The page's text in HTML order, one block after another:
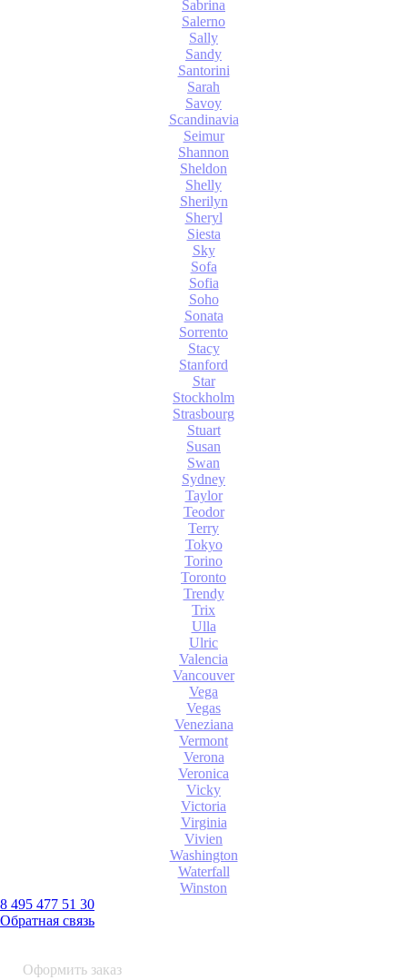
Sabrina
Salerno
Sally
Sandy
Santorini
Sarah
Savoy
Scandinavia
Seimur
Shannon
Sheldon
Shelly
Sherilyn
Sheryl
Siesta
Sky
Sofa
Sofia
Soho
Sonata
Sorrento
Stacy
Stanford
Star
Stockholm
Strasbourg
Stuart
Susan
Swan
Sydney
Taylor
Teodor
Terry
Tokyo
Torino
Toronto
Trendy
Trix
Ulla
Ulric
Valencia
Vancouver
Vega
Vegas
Veneziana
Vermont
Verona
Veronica
Vicky
Victoria
Virginia
Vivien
Washington
Waterfall
Winston
8 495 477 51 30
Обратная связь
Оформить заказ